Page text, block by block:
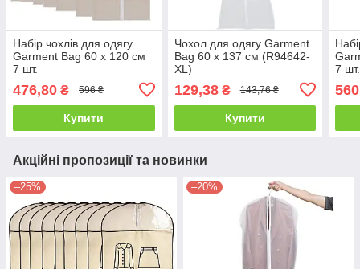
Набір чохлів для одягу
Garment Bag 60 х 120 см
7 шт.
476,80 ₴ 596 ₴
Купити
Чохол для одягу Garment
Bag 60 х 137 см (R94642-
XL)
129,38₴ 143,76 ₴
Купити
7 шт.
560
Акційні пропозиції та новинки
–25% –20%